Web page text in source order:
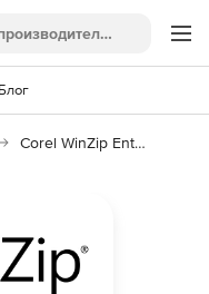
Блог
Corel WinZip Enterprise